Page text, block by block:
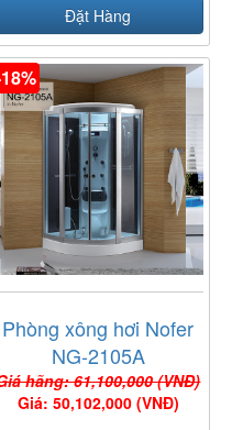
Đặt Hàng
Phòng xông hơi Nofer
NG-2105A
hãng: 61,100,000 (VNĐ)
Giá: 50,102,000 (VNĐ)